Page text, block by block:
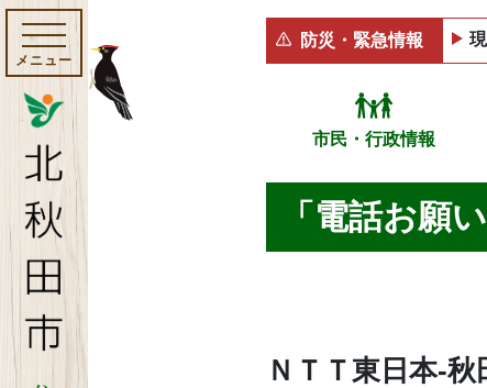
メニュー
防災・緊急情報
市民・行政情報
「電話お願
ＮＴＴ東日本‐秋